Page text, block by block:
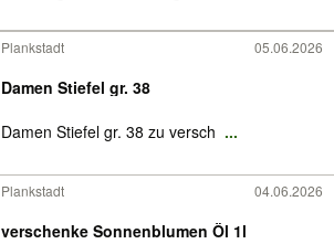
Plankstadt 05.06.2026
Damen Stiefel gr. 38
Damen Stiefel gr. 38 zu versch ...
Plankstadt 04.06.2026
verschenke Sonnenblumen Öl 1l